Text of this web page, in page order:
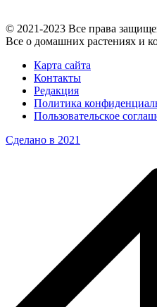
© 2021-2023 Все права
Все о домашних растениях и
Карта сайта
Контакты
Редакция
Политика
Пользовательское
Сделано в 2021